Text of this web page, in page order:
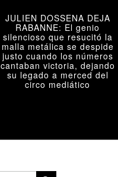
JULIEN DOSSENA DEJA
RABANNE: El genio
silencioso que resucitó la
malla metálica se despide
justo cuando los números
cantaban victoria, dejando
su legado a merced del
circo mediático